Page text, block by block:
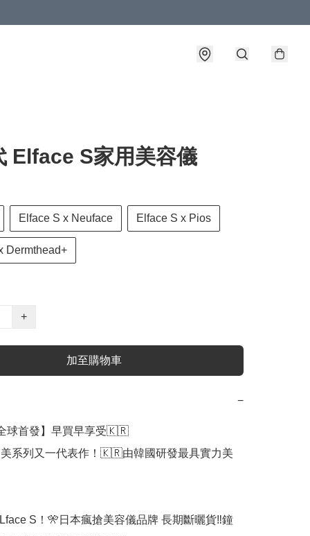
Elface S家用美容儀
Elface S x Neuface Elface S x Pios
Dermthead+
+
加至購物車
−
球首發】早買早享受🇰🇷
系列又一代表作！🇰🇷由韓國研發最具實力美
S！🎌日本瘋搶美容儀品牌 長期斷曬貨‼️鐘